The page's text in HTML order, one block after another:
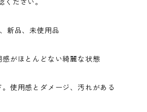
ださい。
新品、未使用品
がほとんどない綺麗な状態
使用感とダメージ、汚れがある